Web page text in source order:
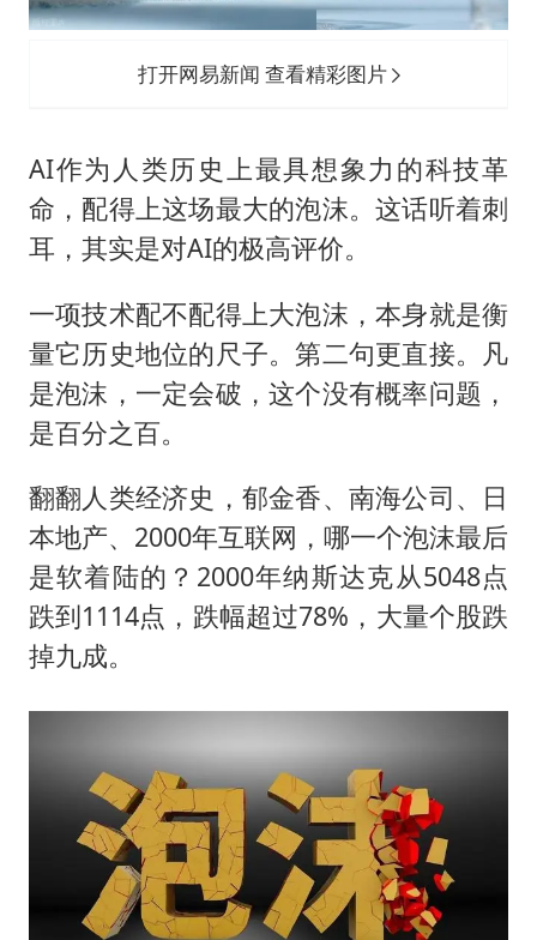
打开网易新闻 查看精彩图片
AI作为人类历史上最具想象力的科技革
命，配得上这场最大的泡沫。这话听着刺
耳，其实是对AI的极高评价。
一项技术配不配得上大泡沫，本身就是衡
量它历史地位的尺子。第二句更直接。凡
是泡沫，一定会破，这个没有概率问题，
是百分之百。
翻翻人类经济史，郁金香、南海公司、日
本地产、2000年互联网，哪一个泡沫最后
是软着陆的？2000年纳斯达克从5048点
跌到1114点，跌幅超过78%，大量个股跌
掉九成。